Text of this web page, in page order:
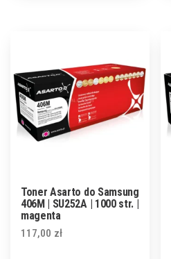
Toner Asarto do Samsung
406M | SU252A | 1000 str. |
magenta
117,00 zł